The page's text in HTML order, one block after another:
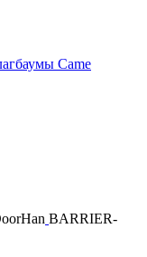
Came
BARRIER-